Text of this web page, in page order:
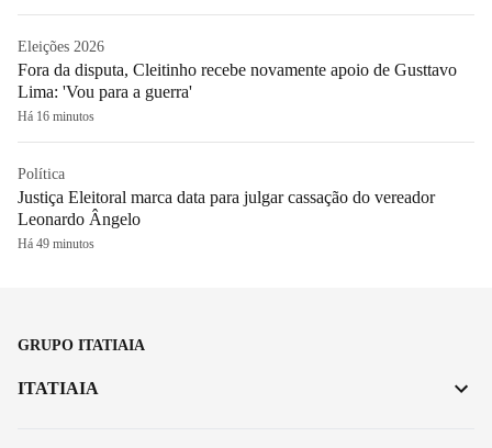
Eleições 2026
Fora da disputa, Cleitinho recebe novamente apoio de Gusttavo
Lima: 'Vou para a guerra'
Há 16 minutos
Política
Justiça Eleitoral marca data para julgar cassação do vereador
Leonardo Ângelo
Há 49 minutos
GRUPO ITATIAIA
ITATIAIA